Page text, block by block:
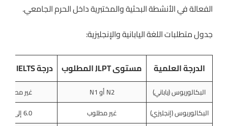
الفعالة في الأنشطة البحثية والمختبرية داخل الحرم الجامعي.
جدول متطلبات اللغة اليابانية والإنجليزية:
الدرجة العلمية مستوى JLPT المطلوب درجة IELTS المطلوبة
البكالوريوس (ياباني) N2 أو N1
غير مطلوب
البكالوريوس (إنجليزي)
غير مطلوب
6.0 إلى 6.5